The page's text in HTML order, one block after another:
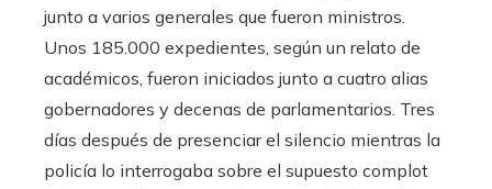
junto a varios generales que fueron ministros.
Unos 185.000 expedientes, según un relato de
académicos, fueron iniciados junto a cuatro alias
gobernadores y decenas de parlamentarios. Tres
días después de presenciar el silencio mientras la
policía lo interrogaba sobre el supuesto complot